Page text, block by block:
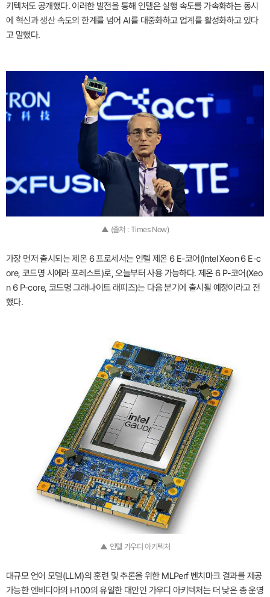
키텍처도 공개했다. 이러한 발전을 통해 인텔은 실행 속도를 가속화하는 동시
에 혁신과 생산 속도의 한계를 넘어 AI를 대중화하고 업계를 활성화하고 있다
고 말했다.
▲ (출처 : Times Now)
가장 먼저 출시되는 제온 6 프로세서는 인텔 제온 6 E-코어(Intel Xeon 6 E-c
ore, 코드명 시에라 포레스트)로, 오늘부터 사용 가능하다. 제온 6 P-코어(Xeo
n 6 P-core, 코드명 그래나이트 래피즈)는 다음 분기에 출시될 예정이라고 전
했다.
▲ 인텔 가우디 아키텍처
대규모 언어 모델(LLM)의 훈련 및 추론을 위한 MLPerf 벤치마크 결과를 제공
가능한 엔비디아의 H100의 유일한 대안인 가우디 아키텍처는 더 낮은 총 운영